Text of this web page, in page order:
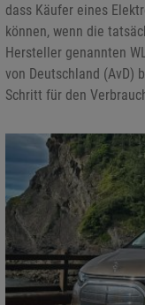
dass Käufer eines
können, wenn die
Hersteller genannten
von Deutschland (AvD)
Schritt für den